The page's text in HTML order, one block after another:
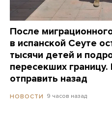
После
в испанской Сеуте
тысячи детей и
пересекших границу.
отправить назад
НОВОСТИ 9 часов назад